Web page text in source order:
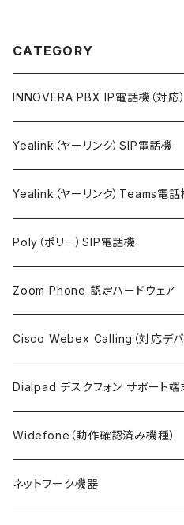
CATEGORY
INNOVERA PBX IP電話機（対応）
Yealink（ヤーリンク）SIP電話機
Yealink（ヤーリンク）Teams電話
Poly（ポリー）SIP電話機
Zoom Phone 認定ハードウェア
Cisco Webex Calling（対応デバ
Dialpad デスクフォン サポート端
Widefone（動作確認済み機種）
ネットワーク機器